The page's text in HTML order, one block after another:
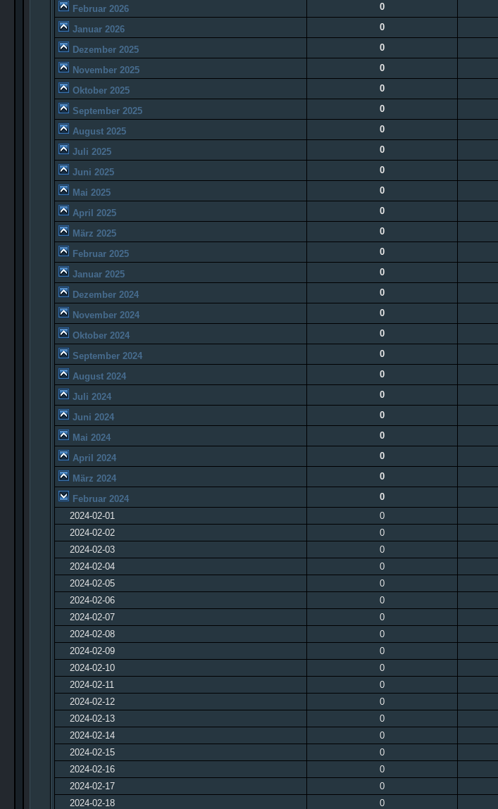
Februar 2026 0
Januar 2026 0
Dezember 2025 0
November 2025 0
Oktober 2025 0
September 2025 0
August 2025 0
Juli 2025 0
Juni 2025 0
Mai 2025 0
April 2025 0
März 2025 0
Februar 2025 0
Januar 2025 0
Dezember 2024 0
November 2024 0
Oktober 2024 0
September 2024 0
August 2024 0
Juli 2024 0
Juni 2024 0
Mai 2024 0
April 2024 0
März 2024 0
Februar 2024 0
2024-02-01
0
2024-02-02
0
2024-02-03
0
2024-02-04
0
2024-02-05
0
2024-02-06
0
2024-02-07
0
2024-02-08
0
2024-02-09
0
2024-02-10
0
2024-02-11
0
2024-02-12
0
2024-02-13
0
2024-02-14
0
2024-02-15
0
2024-02-16
0
2024-02-17
0
2024-02-18
0